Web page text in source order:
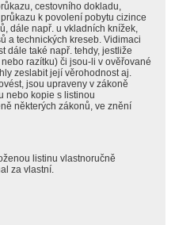
cestovního dokladu,
k povolení pobytu cizince
dále např. u vkladních knížek,
a technických kreseb. Vidimaci
dále také např. tehdy, jestliže
razítku) či jsou-li v ověřované
zeslabit její věrohodnost aj.
jsou upraveny v zákoně
nebo kopie s listinou
některých zákonů, ve znění
listinu vlastnoručně
za vlastní.